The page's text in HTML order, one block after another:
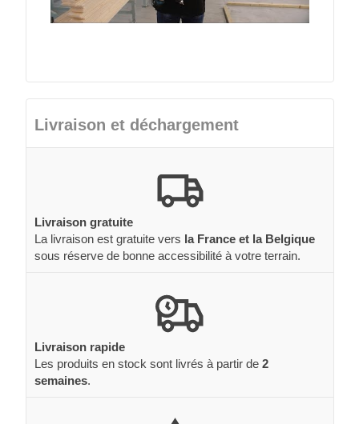
Livraison et déchargement
Livraison gratuite
La livraison est gratuite vers la France et la Belgique
sous réserve de bonne accessibilité à votre terrain.
Livraison rapide
Les produits en stock sont livrés à partir de 2
semaines.